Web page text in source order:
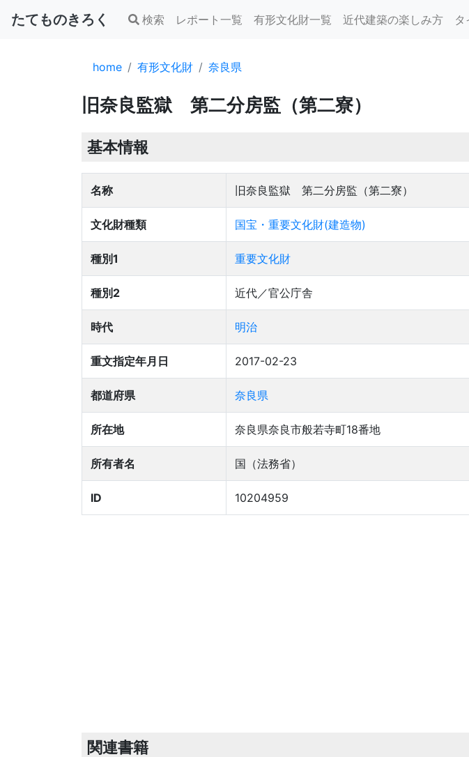
たてものきろく 検索 レポート一覧 有形文化財一覧 近代建築の楽しみ方 タ
home 有形文化財 奈良県
旧奈良監獄 第二分房監（第二寮）
基本情報
名称 旧奈良監獄 第二分房監（第二寮）
文化財種類 国宝・重要文化財(建造物)
種別1 重要文化財
種別2 近代／官公庁舎
時代 明治
重文指定年月日 2017-02-23
都道府県 奈良県
所在地 奈良県奈良市般若寺町18番地
所有者名 国（法務省）
ID 10204959
関連書籍